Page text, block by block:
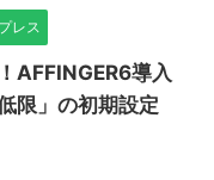
レス
AFFINGER6導入
限」の初期設定